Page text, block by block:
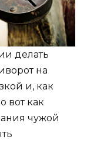
делать
на
и, как
вот как
чужой